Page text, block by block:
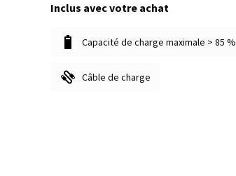
Inclus avec votre achat
Capacité de charge maximale > 85 %
Câble de charge